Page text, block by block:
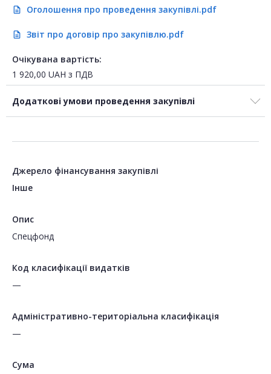
description Оголошення про проведення закупівлі.pdf
description Звіт про договір про закупівлю.pdf
Очікувана вартість:
1 920,00 UAH з ПДВ
Додаткові умови проведення закупівлі
Джерело фінансування закупівлі
Інше
Опис
Спецфонд
Код класифікації видатків
—
Адміністративно-територіальна класифікація
—
Сума